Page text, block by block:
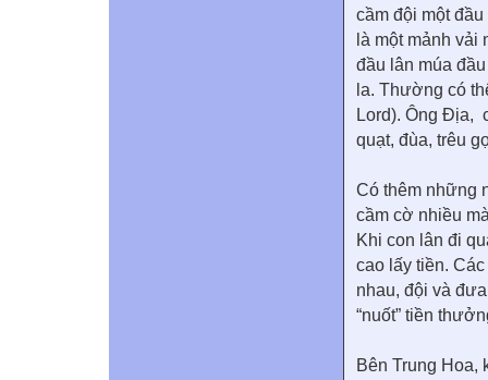
cầm đội một
là một mảnh
đầu lân múa
la. Thường có
Lord). Ông Địa,
quạt, đùa, trêu
Có thêm những
cầm cờ nhiều
Khi con lân đi
cao lấy tiền.
nhau, đội và đưa
“nuốt” tiền
Bên Trung Hoa,